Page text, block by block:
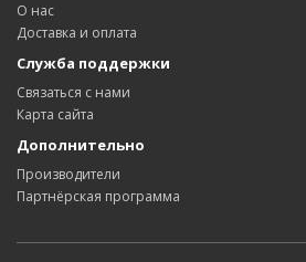
О нас
Доставка и оплата
Служба поддержки
Связаться с нами
Карта сайта
Дополнительно
Производители
Партнёрская программа